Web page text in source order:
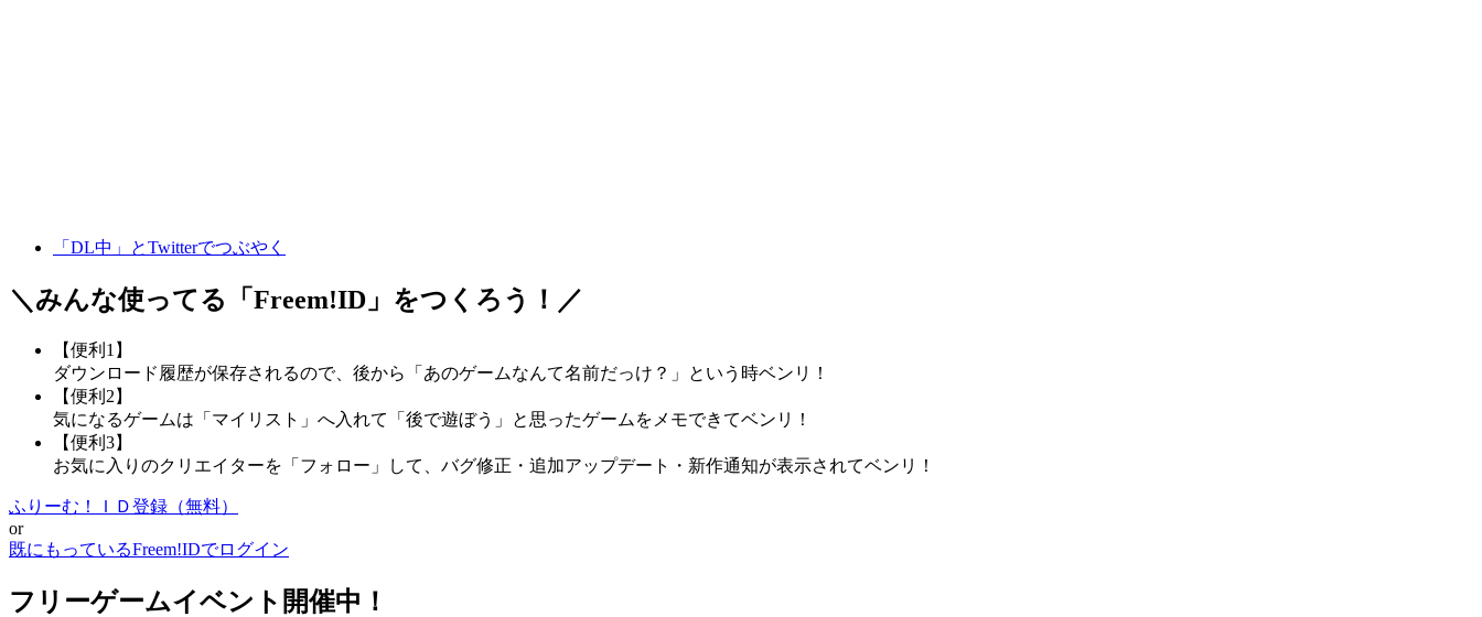
「DL中」とTwitterでつぶやく
＼みんな使ってる「 Freem!ID 」をつくろう！／
【便利1】
ダウンロード履歴が保存されるので、後から「あのゲームなんて名前だっけ？」という時ベンリ！
【便利2】
気になるゲームは「マイリスト」へ入れて「後で遊ぼう」と思ったゲームをメモできてベンリ！
【便利3】
お気に入りのクリエイターを「フォロー」して、バグ修正・追加アップデート・新作通知が表示されてベンリ！
ふりーむ！ＩＤ登録（無料）
or
既にもっているFreem!IDでログイン
フリーゲームイベント開催中！